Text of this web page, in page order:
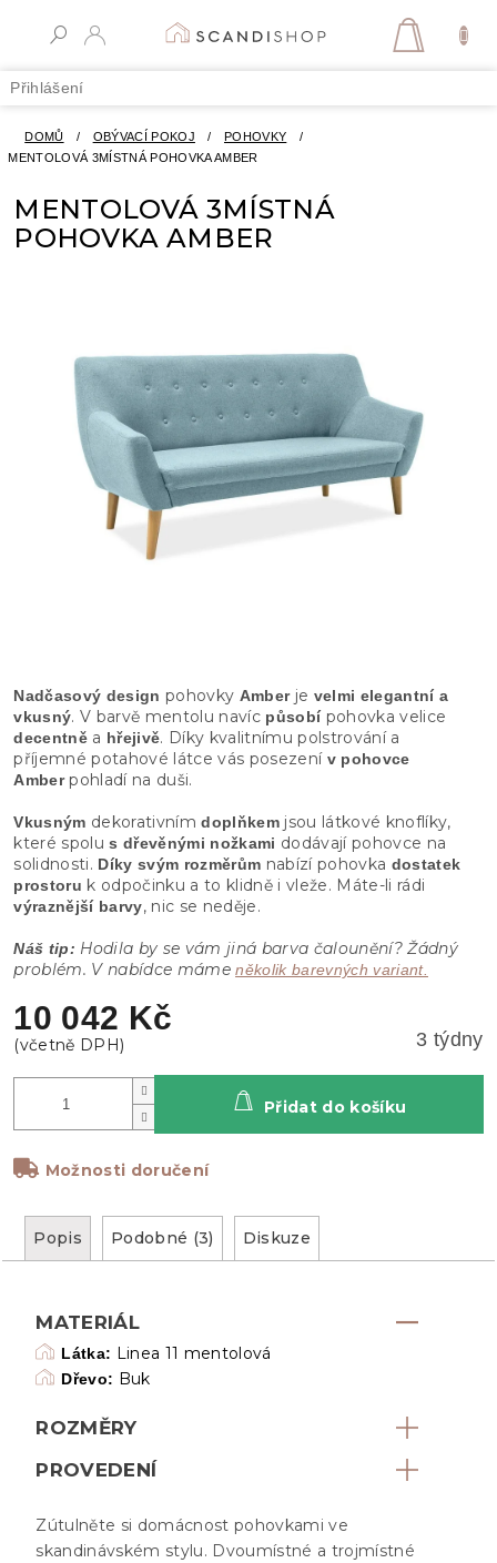
Přihlášení
DOMŮ / OBÝVACÍ POKOJ / POHOVKY
/
MENTOLOVÁ 3MÍSTNÁ POHOVKA AMBER
MENTOLOVÁ 3MÍSTNÁ
POHOVKA AMBER
10 042 Kč
3 týdny
Možnosti doručení
Přidat do košíku
Nadčasový design pohovky Amberje velmi elegantní a
vkusný. V barvě mentolu navíc působípohovka velice
decentněa hřejivě. Díky kvalitnímu polstrování a
příjemné potahové látce vás posezenív pohovce
Amberpohladí na duši.
Vkusným dekorativnímdoplňkemjsou látkové knoflíky,
které spolus dřevěnými nožkami dodávají pohovce na
solidnosti. Díky svým rozměrům nabízí pohovka dostatek
prostoru k odpočinku a to klidně i vleže. Máte-li rádi
výraznější barvy, nic se neděje.
Náš tip: Hodila by se vám jiná barva čalounění? Žádný
problém. V nabídce mámeněkolik barevných variant.
Popis Podobné (3) Diskuze
MATERIÁL
Látka: Linea 11 mentolová
Dřevo: Buk
ROZMĚRY
PROVEDENÍ
Zútulněte si domácnost pohovkami ve
skandinávském stylu. Dvoumístné a trojmístné